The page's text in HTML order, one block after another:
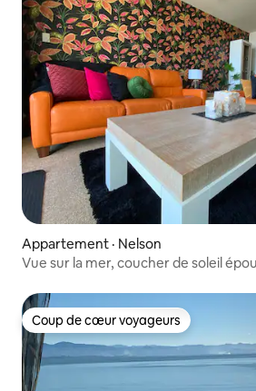
Appartement · Nelson
Vue sur la mer, coucher de soleil
Coup de cœur voyageurs
Coup de cœur voyageurs